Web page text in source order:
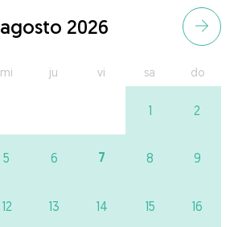
agosto 2026
mi ju vi sa do
1 2
5 6 7 8 9
12 13 14 15 16